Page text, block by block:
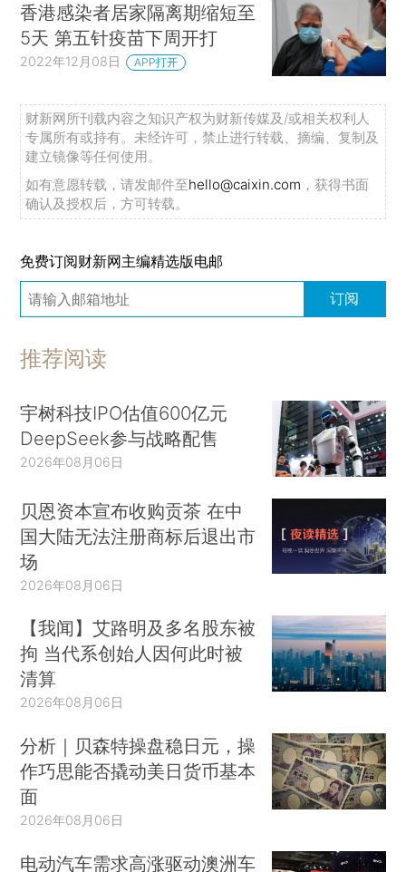
香港感染者居家隔离期缩短至
5天 第五针疫苗下周开打
2022年12月08日 APP打开
财新网所刊载内容之知识产权为财新传媒及/或相关权利人
专属所有或持有。未经许可，禁止进行转载、摘编、复制及
建立镜像等任何使用。
如有意愿转载，请发邮件至hello@caixin.com ，获得书面
确认及授权后，方可转载。
免费订阅财新网主编精选版电邮
订阅
推荐阅读
宇树科技IPO估值600亿元
DeepSeek参与战略配售
2026年08月06日
贝恩资本宣布收购贡茶 在中
国大陆无法注册商标后退出市
场
2026年08月06日
【我闻】艾路明及多名股东被
拘 当代系创始人因何此时被
清算
2026年08月06日
分析｜贝森特操盘稳日元，操
作巧思能否撬动美日货币基本
面
2026年08月06日
电动汽车需求高涨驱动澳洲车